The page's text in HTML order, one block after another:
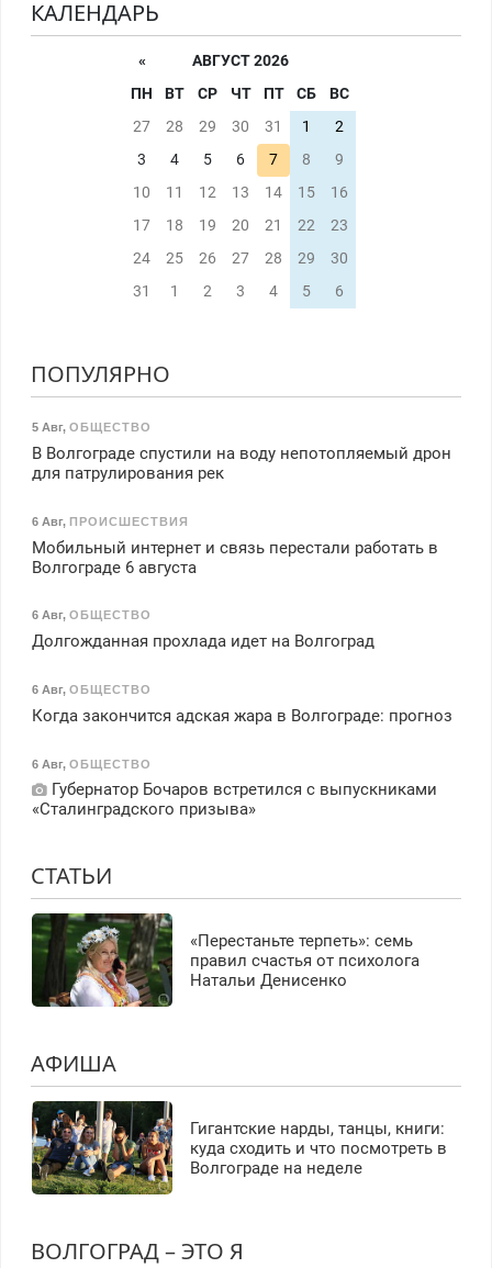
КАЛЕНДАРЬ
«
АВГУСТ 2026
ПН
ВТ СР ЧТ ПТ СБ
ВС
27
28 29 30 31 1
2
3
4 5 6 7 8
9
10
11 12 13 14 15
16
17
18 19 20 21 22
23
24
25 26 27 28 29
30
31
1 2 3 4 5 6
ПОПУЛЯРНО
5 Авг, ОБЩЕСТВО
В Волгограде спустили на воду непотопляемый дрон
для патрулирования рек
6 Авг, ПРОИСШЕСТВИЯ
Мобильный интернет и связь перестали работать в
Волгограде 6 августа
6 Авг, ОБЩЕСТВО
Долгожданная прохлада идет на Волгоград
6 Авг, ОБЩЕСТВО
Когда закончится адская жара в Волгограде: прогноз
6 Авг, ОБЩЕСТВО
Губернатор Бочаров встретился с выпускниками
«Сталинградского призыва»
СТАТЬИ
«Перестаньте терпеть»: семь
правил счастья от психолога
Натальи Денисенко
АФИША
Гигантские нарды, танцы, книги:
куда сходить и что посмотреть в
Волгограде на неделе
ВОЛГОГРАД – ЭТО Я